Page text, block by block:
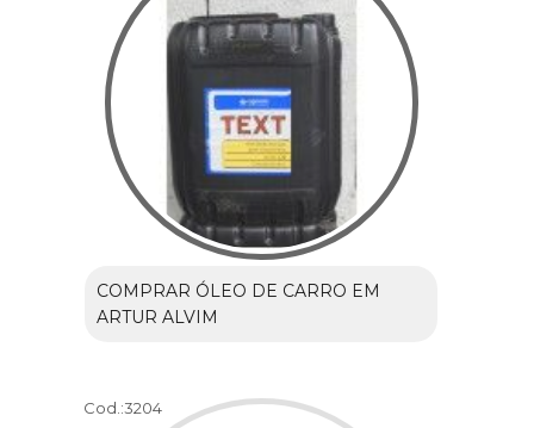
COMPRAR ÓLEO DE CARRO EM
ARTUR ALVIM
Cod.:3204